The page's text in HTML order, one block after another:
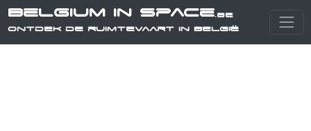
Belgium in Space.be
Ontdek de ruimtevaart in België